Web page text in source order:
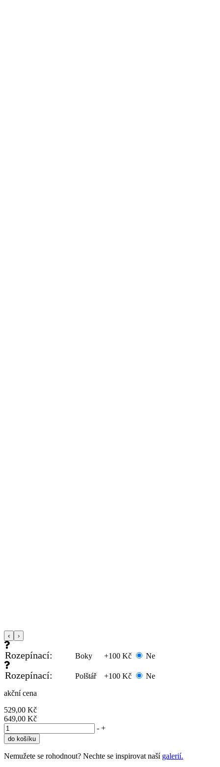
‹ ›
Rozepínací: Boky +100 Kč Ne
Rozepínací: Polštář +100 Kč Ne
akční cena
529,00 Kč
649,00 Kč
- +
Nemužete se rohodnout? Nechte se inspirovat naší galerií.